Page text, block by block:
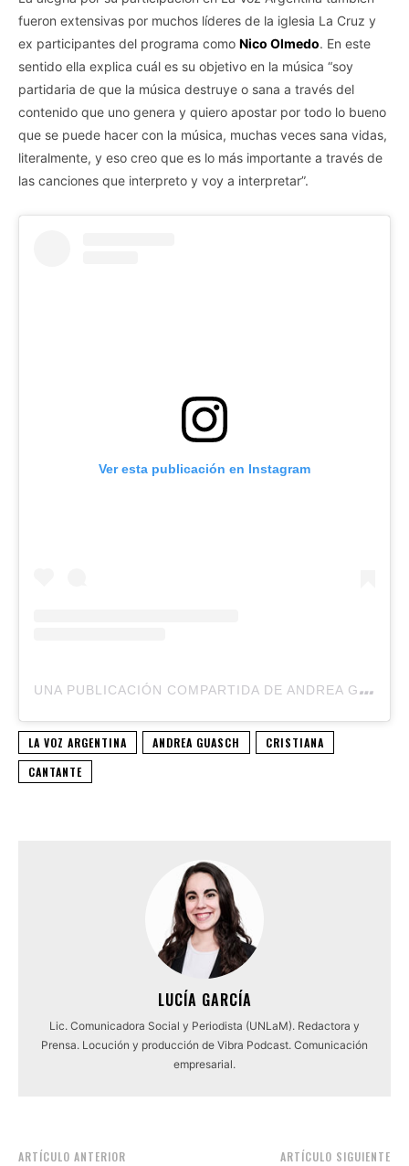
fueron extensivas por muchos líderes de la iglesia La Cruz y
ex participantes del programa como Nico Olmedo. En este
sentido ella explica cuál es su objetivo en la música “soy
partidaria de que la música destruye o sana a través del
contenido que uno genera y quiero apostar por todo lo bueno
que se puede hacer con la música, muchas veces sana vidas,
literalmente, y eso creo que es lo más importante a través de
las canciones que interpreto y voy a interpretar”.
Ver esta publicación en Instagram
U
NA PUBLICACIÓN COMPARTIDA DE ANDREA GUASCH (@ANDRE_GUASCH)
LA VOZ ARGENTINA ANDREA GUASCH
CRISTIANA
CANTANTE
LUCÍA GARCÍA
Lic. Comunicadora Social y Periodista (UNLaM). Redactora y
Prensa. Locución y producción de Vibra Podcast. Comunicación
empresarial.
ARTÍCULO ANTERIOR ARTÍCULO SIGUIENTE